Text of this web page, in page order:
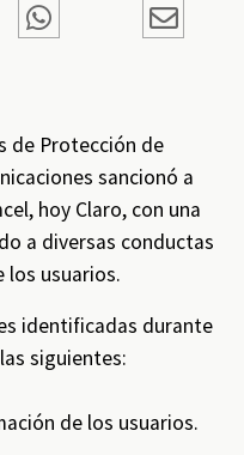
de Protección de
sancionó a
hoy Claro, con una
a diversas conductas
los usuarios.
identificadas durante
siguientes:
de los usuarios.